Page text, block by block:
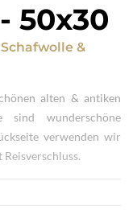
- 50x30
Schafwolle &
alten & antiken
sind wunderschöne
verwenden wir